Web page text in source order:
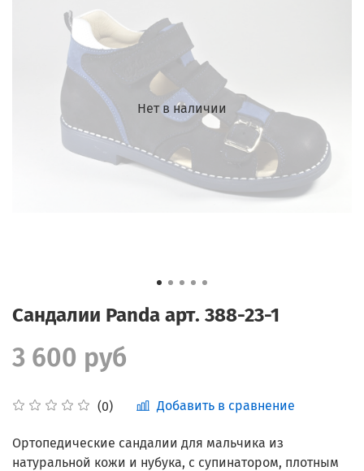
Нет в наличии
Сандалии Panda арт. 388-23-1
(0) Добавить в сравнение
3 600 руб
Ортопедические сандалии для мальчика из
натуральной кожи и нубука, с супинатором, плотным